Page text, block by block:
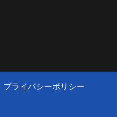
プライバシーポリシー